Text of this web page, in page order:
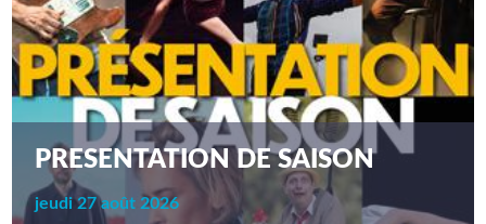
PRESENTATION DE SAISON
jeudi 27 août 2026